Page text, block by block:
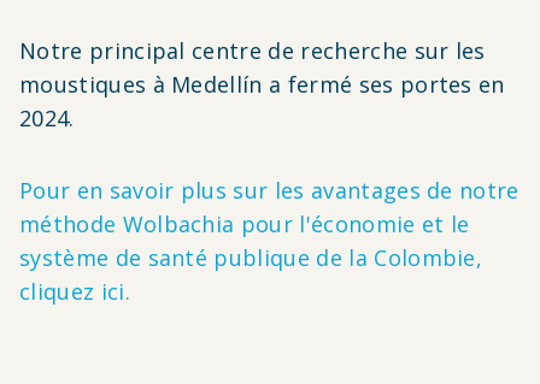
Notre principal centre de recherche sur les
moustiques à Medellín a fermé ses portes en
2024.
Pour en savoir plus sur les avantages de notre
méthode Wolbachia pour l'économie et le
système de santé publique de la Colombie,
cliquez ici.